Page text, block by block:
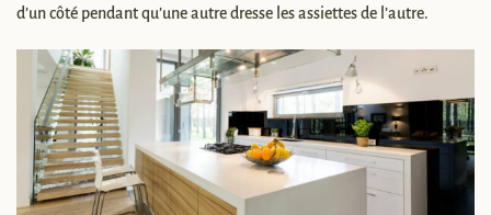
d’un côté pendant qu’une autre dresse les assiettes de l’autre.